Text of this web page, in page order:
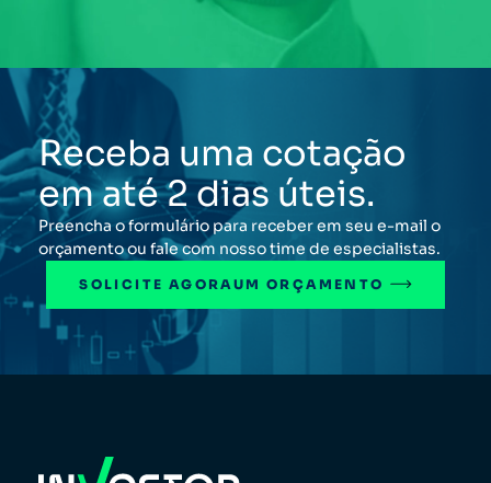
Receba uma cotação
em até 2 dias úteis.
Preencha o formulário para receber em seu e-mail o
orçamento ou fale com nosso time de especialistas.
SOLICITE AGORA UM ORÇAMENTO